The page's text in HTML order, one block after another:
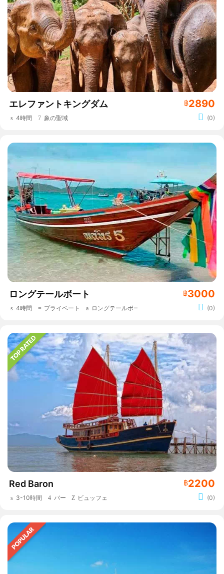
エレファントキングダム ฿2890
4時間 象の聖域 (0)
ロングテールボート ฿3000
4時間 プライベート ロングテールボート (0)
Red Baron ฿2200
3-10時間 バー ビュッフェ (0)